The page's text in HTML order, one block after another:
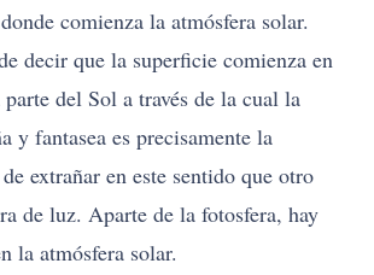
comienza la atmósfera solar.
decir que la superficie comienza en
del Sol a través de la cual la
y fantasea es precisamente la
extrañar en este sentido que otro
de luz. Aparte de la fotosfera, hay
la atmósfera solar.